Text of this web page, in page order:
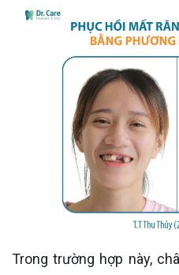
Trong trường hợp này, chân răng của bệnh nhân có